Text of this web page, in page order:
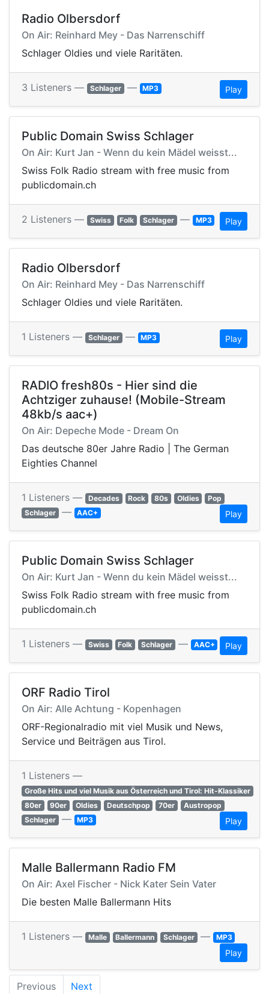
Radio Olbersdorf
On Air: Reinhard Mey - Das Narrenschiff
Schlager Oldies und viele Raritäten.
3 Listeners — Schlager — MP3 Play
Public Domain Swiss Schlager
On Air: Kurt Jan - Wenn du kein Mädel weisst...
Swiss Folk Radio stream with free music from
publicdomain.ch
2 Listeners — Swiss Folk Schlager — MP3 Play
Radio Olbersdorf
On Air: Reinhard Mey - Das Narrenschiff
Schlager Oldies und viele Raritäten.
1 Listeners — Schlager — MP3 Play
RADIO fresh80s - Hier sind die
Achtziger zuhause! (Mobile-Stream
48kb/s aac+)
On Air: Depeche Mode - Dream On
Das deutsche 80er Jahre Radio | The German
Eighties Channel
1 Listeners — Decades Rock 80s Oldies
Pop
Schlager — AAC+ Play
Public Domain Swiss Schlager
On Air: Kurt Jan - Wenn du kein Mädel weisst...
Swiss Folk Radio stream with free music from
publicdomain.ch
1 Listeners — Swiss Folk Schlager — AAC+ Play
ORF Radio Tirol
On Air: Alle Achtung - Kopenhagen
ORF-Regionalradio mit viel Musik und News,
Service und Beiträgen aus Tirol.
1 Listeners —
Große Hits und viel Musik aus Österreich und Tirol: Hit-Klassiker
80er
90er Oldies Deutschpop 70er
Austropop
Schlager — MP3 Play
Malle Ballermann Radio FM
On Air: Axel Fischer - Nick Kater Sein Vater
Die besten Malle Ballermann Hits
1 Listeners — Malle Ballermann Schlager — MP3
Play
Previous Next